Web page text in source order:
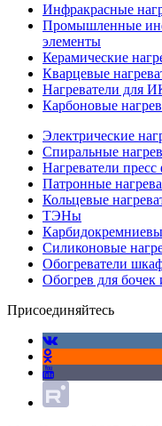
Инфракрасные
Промышленные
элементы
Керамические
Кварцевые
Нагреватели для
Карбоновые
Электрические
Спиральные
Нагреватели
Патронные
Кольцевые
ТЭНы
Силиконовые
Обогреватели
Обогрев для бочек
Присоединяйтесь